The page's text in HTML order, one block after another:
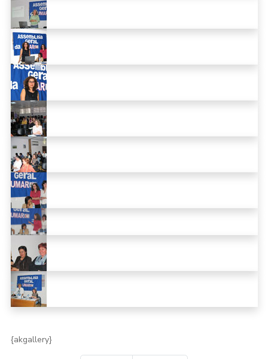
{akgallery}